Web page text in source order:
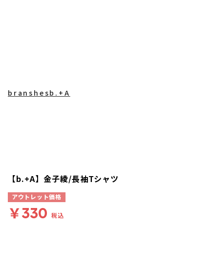
branshesb.+A
【b.+A】金子綾/長袖Tシャツ
アウトレット価格
￥330 税込